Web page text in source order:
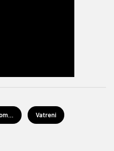
Vatreni